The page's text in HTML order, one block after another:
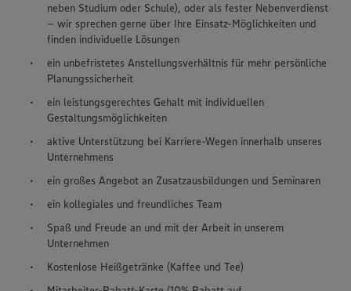
neben Studium oder Schule), oder als fester Nebenverdienst
– wir sprechen gerne über Ihre Einsatz-Möglichkeiten und
finden individuelle Lösungen
ein unbefristetes Anstellungsverhältnis für mehr persönliche
Planungssicherheit
ein leistungsgerechtes Gehalt mit individuellen
Gestaltungsmöglichkeiten
aktive Unterstützung bei Karriere-Wegen innerhalb unseres
Unternehmens
ein großes Angebot an Zusatzausbildungen und Seminaren
ein kollegiales und freundliches Team
Spaß und Freude an und mit der Arbeit in unserem
Unternehmen
Kostenlose Heißgetränke (Kaffee und Tee)